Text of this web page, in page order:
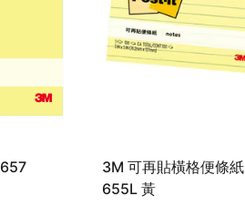
3M 可再貼橫格便條紙
655L 黃